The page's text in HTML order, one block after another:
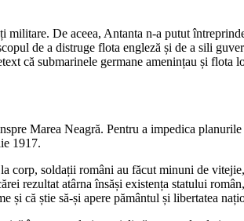
militare. De aceea, Antanta n-a putut
de a distruge flota engleză și de a sili
că submarinele germane amenințau și flota
Marea Neagră. Pentru a impedica
1917.
corp, soldații români au făcut minuni de
rezultat atârna însăși existența statului
și că știe să-și apere pământul și libertatea